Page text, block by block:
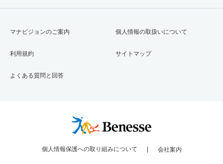
マナビジョンのご案内
利用規約
よくある質問と回答
個人情報の取扱いについて
サイトマップ
個人情報保護への取り組みについて 会社案内